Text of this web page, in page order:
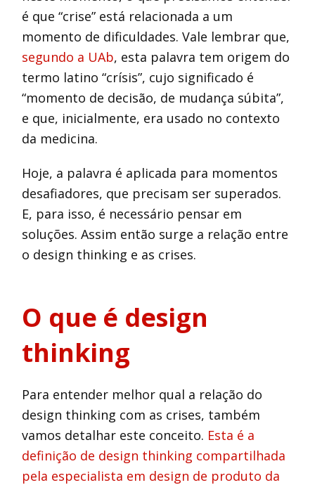
é que “crise” está relacionada a um
momento de dificuldades. Vale lembrar que,
segundo a UAb, esta palavra tem origem do
termo latino “crísis”, cujo significado é
“momento de decisão, de mudança súbita”,
e que, inicialmente, era usado no contexto
da medicina.
Hoje, a palavra é aplicada para momentos
desafiadores, que precisam ser superados.
E, para isso, é necessário pensar em
soluções. Assim então surge a relação entre
o design thinking e as crises.
O que é design
thinking
Para entender melhor qual a relação do
design thinking com as crises, também
vamos detalhar este conceito. Esta é a
definição de design thinking compartilhada
pela especialista em design de produto da